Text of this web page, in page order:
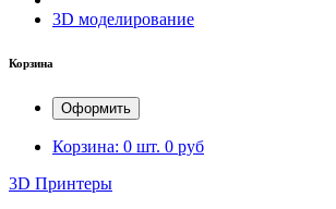
3D моделирование
Корзина
Оформить
Корзина: 0 шт. 0 руб
3D Принтеры